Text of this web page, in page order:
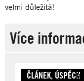
velmi důležitá!
Více
ČLÁNEK, ÚSPĚCH